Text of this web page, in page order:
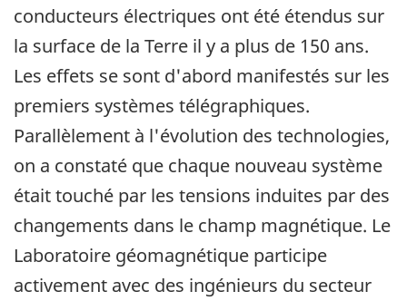
conducteurs électriques ont été étendus sur
la surface de la Terre il y a plus de 150 ans.
Les effets se sont d'abord manifestés sur les
premiers systèmes télégraphiques.
Parallèlement à l'évolution des technologies,
on a constaté que chaque nouveau système
était touché par les tensions induites par des
changements dans le champ magnétique. Le
Laboratoire géomagnétique participe
activement avec des ingénieurs du secteur